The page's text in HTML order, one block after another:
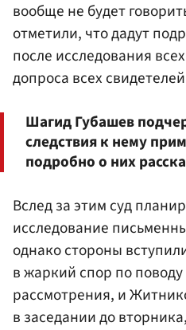
вообще не будет
отметили, что дадут
после исследования
допроса всех
Шагид Губашев
следствия к нему
подробно о них
Вслед за этим суд
исследование
однако стороны
в жаркий спор по
рассмотрения, и
в заседании до